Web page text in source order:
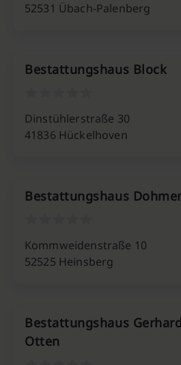
52531 Übach-Palenberg
Bestattungshaus Block
Dinstühlerstraße 30
41836 Hückelhoven
Bestattungshaus
Kommweidenstraße 10
52525 Heinsberg
Bestattungshaus
Otten